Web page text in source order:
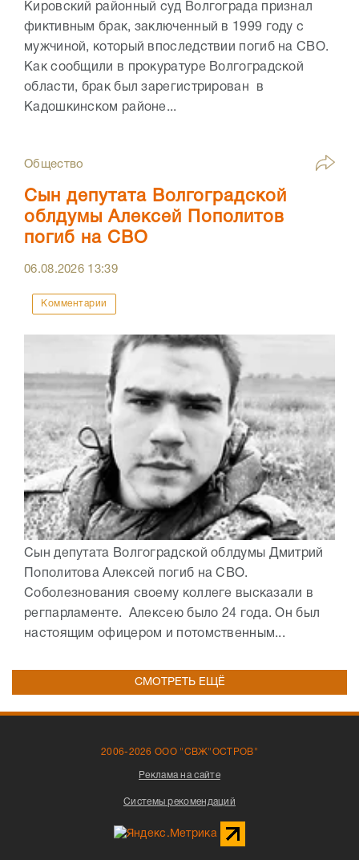
Кировский районный суд Волгограда признал
фиктивным брак, заключенный в 1999 году с
мужчиной, который впоследствии погиб на СВО.
Как сообщили в прокуратуре Волгоградской
области, брак был зарегистрирован в
Кадошкинском районе...
Общество
Сын депутата Волгоградской
облдумы Алексей Пополитов
погиб на СВО
06.08.2026 13:39
Комментарии
Сын депутата Волгоградской облдумы Дмитрий
Пополитова Алексей погиб на СВО.
Соболезнования своему коллеге высказали в
регпарламенте. Алексею было 24 года. Он был
настоящим офицером и потомственным...
СМОТРЕТЬ ЕЩЁ
2006-2026 ООО "СВЖ"ОСТРОВ"
Реклама на сайте
Системы рекомендаций